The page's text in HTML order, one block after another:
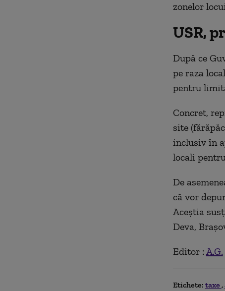
zonelor
USR,
După ce
pe raza
pentru
Concret,
site
inclusiv în
locali
De
că vor
Aceștia
Deva,
Editor : A.G.
Etichete: taxe